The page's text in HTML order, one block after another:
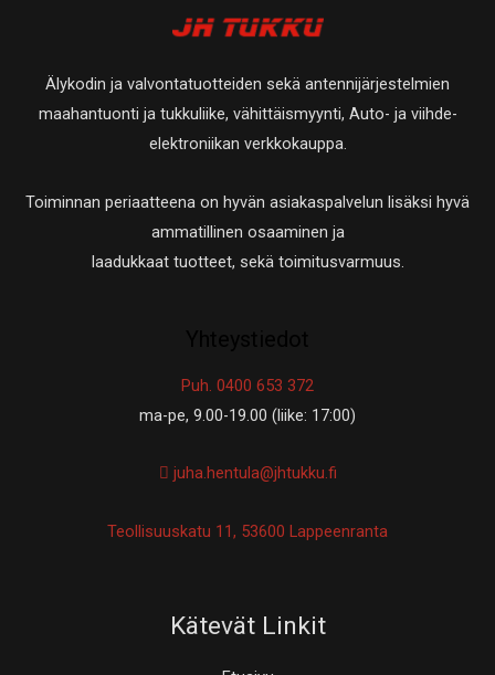
Älykodin ja valvontatuotteiden sekä antennijärjestelmien
maahantuonti ja tukkuliike, vähittäismyynti, Auto- ja viihde-
elektroniikan verkkokauppa.
Toiminnan periaatteena on hyvän asiakaspalvelun lisäksi hyvä
ammatillinen osaaminen ja
laadukkaat tuotteet, sekä toimitusvarmuus.
Puh. 0400 653 372
ma-pe, 9.00-19.00 (liike: 17:00)
juha.hentula@jhtukku.fi
Teollisuuskatu 11, 53600 Lappeenranta
Kätevät Linkit